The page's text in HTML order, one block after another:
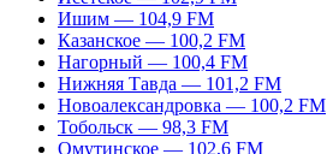
Ишим — 104,9 FM
Казанское — 100,2 FM
Нагорный — 100,4 FM
Нижняя Тавда — 101,2 FM
Новоалександровка — 100,2 FM
Тобольск — 98,3 FM
Омутинское — 102,6 FM